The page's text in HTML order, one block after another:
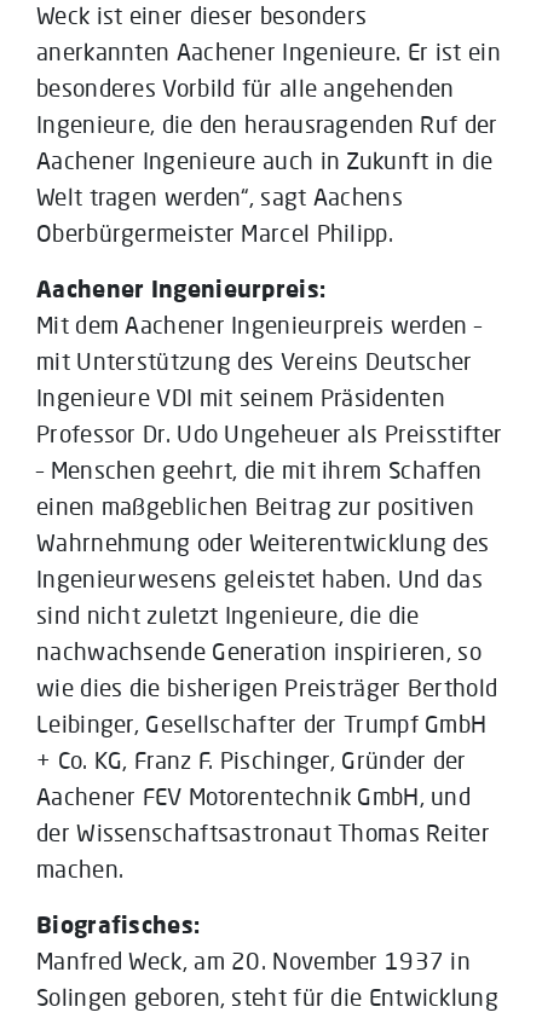
Weck ist einer dieser besonders
anerkannten Aachener Ingenieure. Er ist ein
besonderes Vorbild für alle angehenden
Ingenieure, die den herausragenden Ruf der
Aachener Ingenieure auch in Zukunft in die
Welt tragen werden“, sagt Aachens
Oberbürgermeister Marcel Philipp.
Aachener Ingenieurpreis:
Mit dem Aachener Ingenieurpreis werden –
mit Unterstützung des Vereins Deutscher
Ingenieure VDI mit seinem Präsidenten
Professor Dr. Udo Ungeheuer als Preisstifter
– Menschen geehrt, die mit ihrem Schaffen
einen maßgeblichen Beitrag zur positiven
Wahrnehmung oder Weiterentwicklung des
Ingenieurwesens geleistet haben. Und das
sind nicht zuletzt Ingenieure, die die
nachwachsende Generation inspirieren, so
wie dies die bisherigen Preisträger Berthold
Leibinger, Gesellschafter der Trumpf GmbH
+ Co. KG, Franz F. Pischinger, Gründer der
Aachener FEV Motorentechnik GmbH, und
der Wissenschaftsastronaut Thomas Reiter
machen.
Biografisches:
Manfred Weck, am 20. November 1937 in
Solingen geboren, steht für die Entwicklung